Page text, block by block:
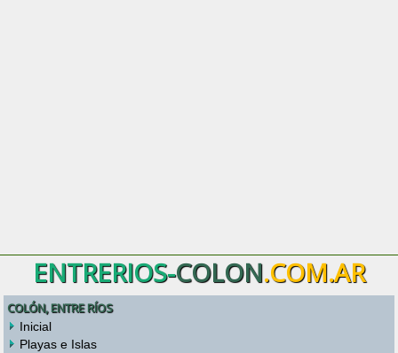
ENTRERIOS-COLON.COM.AR
COLÓN, ENTRE RÍOS
Inicial
Playas e Islas